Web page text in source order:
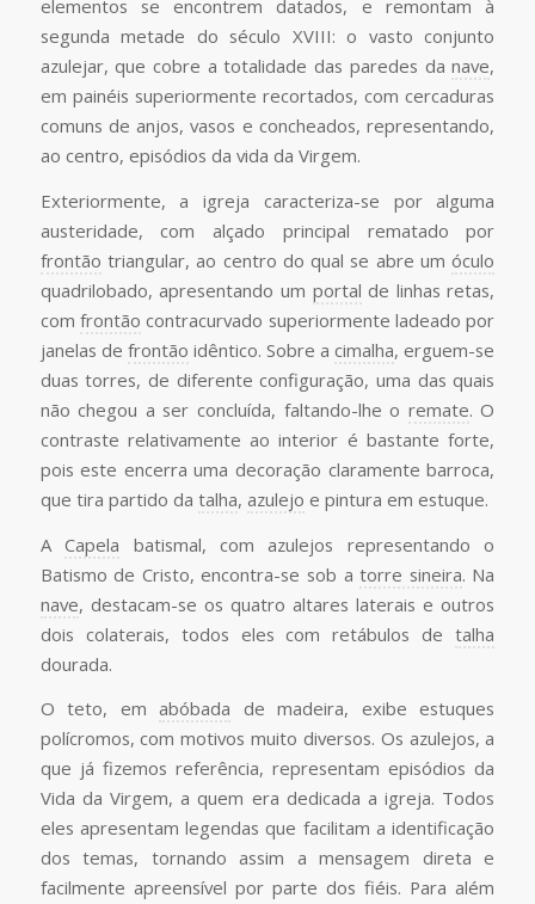
elementos se encontrem datados, e remontam à
segunda metade do século XVIII: o vasto conjunto
azulejar, que cobre a totalidade das paredes danave,
em painéis superiormente recortados, com cercaduras
comuns de anjos, vasos e concheados, representando,
ao centro, episódios da vida da Virgem.
Exteriormente, a igreja caracteriza-se por alguma
austeridade, com alçado principal rematado por
frontão triangular, ao centro do qual se abre umóculo
quadrilobado, apresentando um portal de linhas retas,
com frontão contracurvado superiormente ladeado por
janelas de frontão idêntico. Sobre acimalha, erguem-se
duas torres, de diferente configuração, uma das quais
não chegou a ser concluída, faltando-lhe o remate. O
contraste relativamente ao interior é bastante forte,
pois este encerra uma decoração claramente barroca,
que tira partido da talha, azulejo e pintura em estuque.
ACapela batismal, com azulejos representando o
Batismo de Cristo, encontra-se sob atorre sineira. Na
nave, destacam-se os quatro altares laterais e outros
dois colaterais, todos eles com retábulos detalha
dourada.
O teto, emabóbada de madeira, exibe estuques
polícromos, com motivos muito diversos. Os azulejos, a
que já fizemos referência, representam episódios da
Vida da Virgem, a quem era dedicada a igreja. Todos
eles apresentam legendas que facilitam a identificação
dos temas, tornando assim a mensagem direta e
facilmente apreensível por parte dos fiéis. Para além